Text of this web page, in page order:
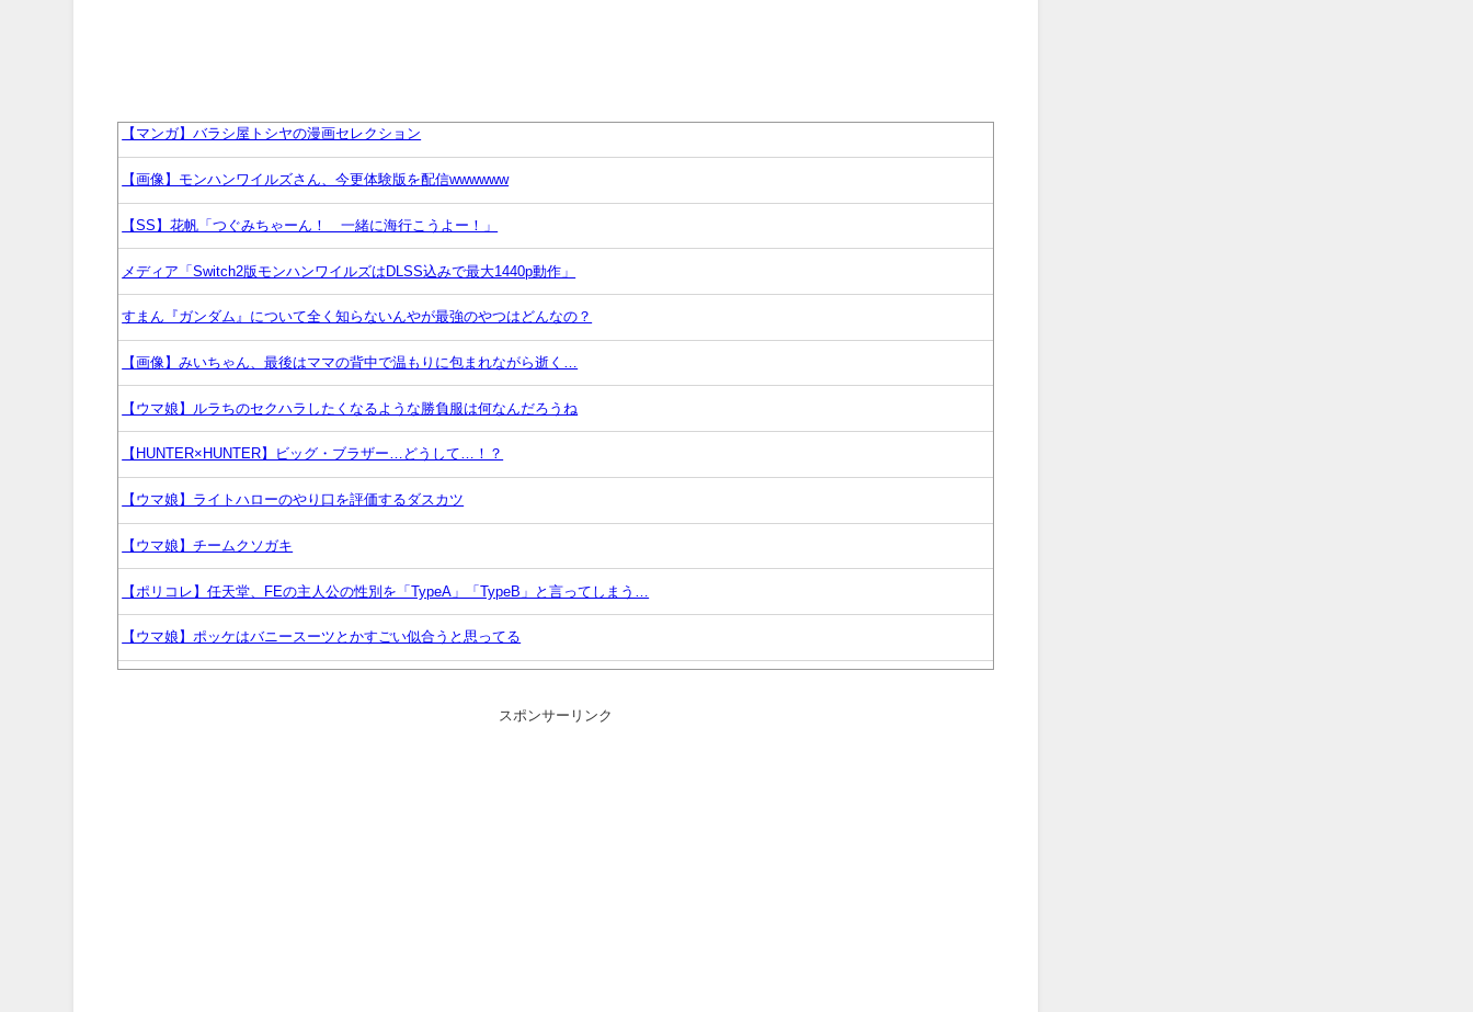
【マンガ】バラシ屋トシヤの漫画セレクション
【画像】モンハンワイルズさん、今更体験版を配信wwwwww
【SS】花帆「つぐみちゃーん！ 一緒に海行こうよー！」
メディア「Switch2版モンハンワイルズはDLSS込みで最大1440p動作」
すまん『ガンダム』について全く知らないんやが最強のやつはどんなの？
【画像】みいちゃん、最後はママの背中で温もりに包まれながら逝く…
【ウマ娘】ルラちのセクハラしたくなるような勝負服は何なんだろうね
【HUNTER×HUNTER】ビッグ・ブラザー…どうして…！？
【ウマ娘】ライトハローのやり口を評価するダスカツ
【ウマ娘】チームクソガキ
【ポリコレ】任天堂、FEの主人公の性別を「TypeA」「TypeB」と言ってしまう…
【ウマ娘】ポッケはバニースーツとかすごい似合うと思ってる
スポンサーリンク